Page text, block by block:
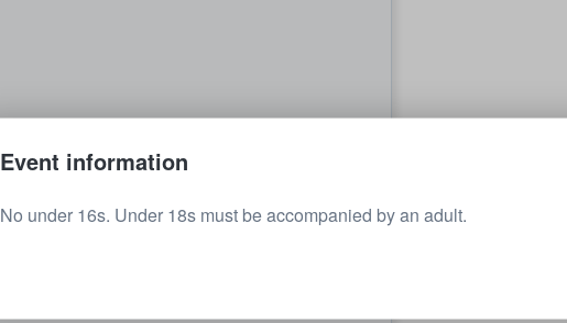
Event information
No under 16s. Under 18s must be accompanied by an adult.